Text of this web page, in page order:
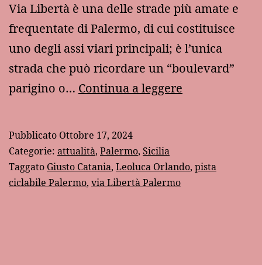
Via Libertà è una delle strade più amate e
frequentate di Palermo, di cui costituisce
uno degli assi viari principali; è l’unica
strada che può ricordare un “boulevard”
parigino o… Continua a leggere
marciapiede
Pubblicato Ottobre 17, 2024
Categorie: attualità, Palermo, Sicilia
Taggato Giusto Catania, Leoluca Orlando, pista
ciclabile Palermo, via Libertà Palermo